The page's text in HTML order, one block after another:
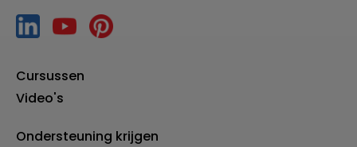
Cursussen
Video's
Ondersteuning krijgen